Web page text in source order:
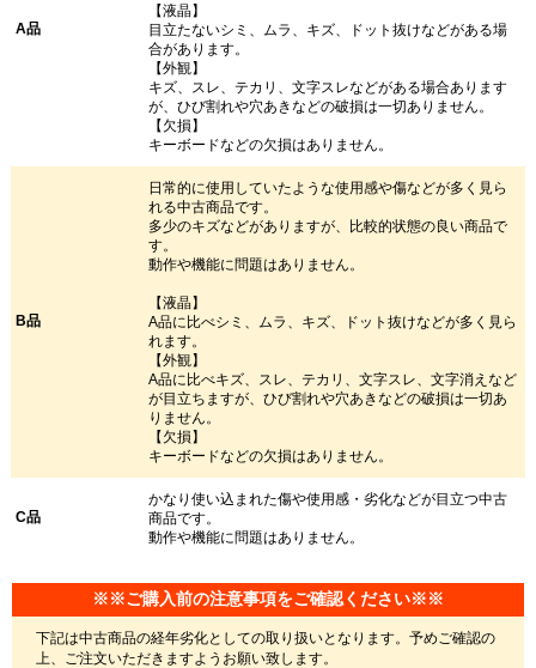
A品
【液晶】
目立たないシミ、ムラ、キズ、ドット抜けなどがある場
合があります。
【外観】
キズ、スレ、テカリ、文字スレなどがある場合あります
が、ひび割れや穴あきなどの破損は一切ありません。
【欠損】
キーボードなどの欠損はありません。
B品
日常的に使用していたような使用感や傷などが多く見ら
れる中古商品です。
多少のキズなどがありますが、比較的状態の良い商品で
す。
動作や機能に問題はありません。
【液晶】
A品に比べシミ、ムラ、キズ、ドット抜けなどが多く見ら
れます。
【外観】
A品に比べキズ、スレ、テカリ、文字スレ、文字消えなど
が目立ちますが、ひび割れや穴あきなどの破損は一切あ
りません。
【欠損】
キーボードなどの欠損はありません。
C品
かなり使い込まれた傷や使用感・劣化などが目立つ中古
商品です。
動作や機能に問題はありません。
※※ご購入前の注意事項をご確認ください※※
下記は中古商品の経年劣化としての取り扱いとなります。予めご確認の
上、ご注文いただきますようお願い致します。